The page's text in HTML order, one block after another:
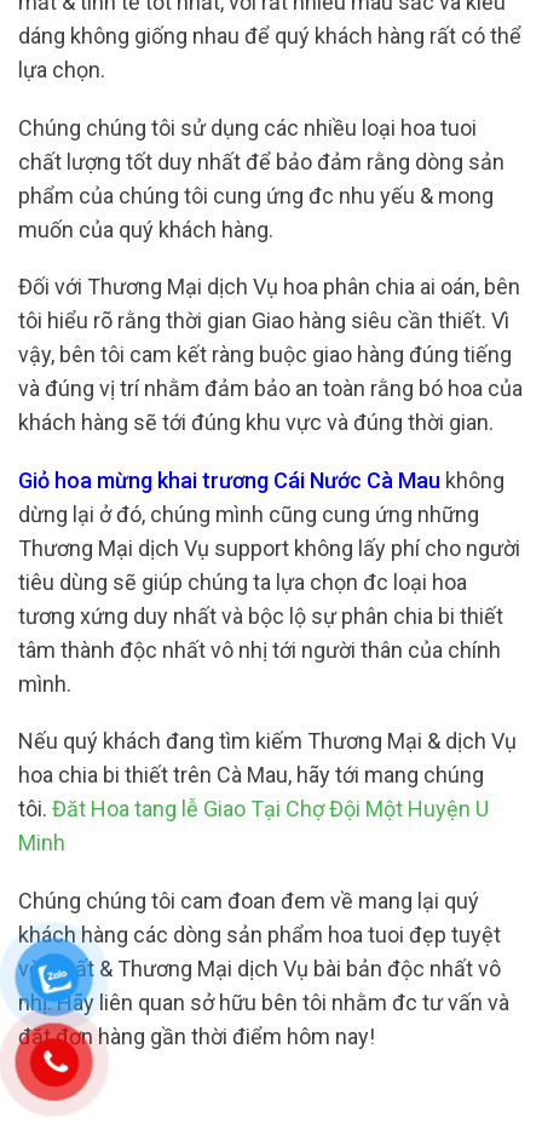
dáng không giống nhau để quý khách hàng rất có thể
lựa chọn.
Chúng chúng tôi sử dụng các nhiều loại hoa tuoi
chất lượng tốt duy nhất để bảo đảm rằng dòng sản
phẩm của chúng tôi cung ứng đc nhu yếu & mong
muốn của quý khách hàng.
Đối với Thương Mại dịch Vụ hoa phân chia ai oán, bên
tôi hiểu rõ rằng thời gian Giao hàng siêu cần thiết. Vì
vậy, bên tôi cam kết ràng buộc giao hàng đúng tiếng
và đúng vị trí nhằm đảm bảo an toàn rằng bó hoa của
khách hàng sẽ tới đúng khu vực và đúng thời gian.
Giỏ hoa mừng khai trương Cái Nước Cà Mau không
dừng lại ở đó, chúng mình cũng cung ứng những
Thương Mại dịch Vụ support không lấy phí cho người
tiêu dùng sẽ giúp chúng ta lựa chọn đc loại hoa
tương xứng duy nhất và bộc lộ sự phân chia bi thiết
tâm thành độc nhất vô nhị tới người thân của chính
mình.
Nếu quý khách đang tìm kiếm Thương Mại & dịch Vụ
hoa chia bi thiết trên Cà Mau, hãy tới mang chúng
tôi. Đăt Hoa tang lễ Giao Tại Chợ Đội Một Huyện U
Minh
Chúng chúng tôi cam đoan đem về mang lại quý
khách hàng các dòng sản phẩm hoa tuoi đẹp tuyệt
vời nhất & Thương Mại dịch Vụ bài bản độc nhất vô
nhị. Hãy liên quan sở hữu bên tôi nhằm đc tư vấn và
đặt đơn hàng gần thời điểm hôm nay!